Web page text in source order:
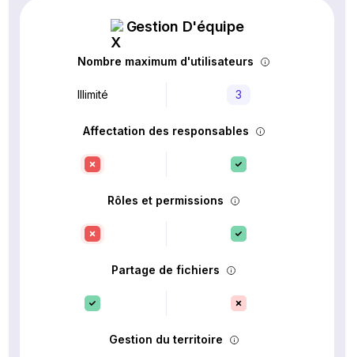
Gestion D'équipe
Nombre maximum d'utilisateurs
Illimité 3
Affectation des responsables
Rôles et permissions
Partage de fichiers
Gestion du territoire